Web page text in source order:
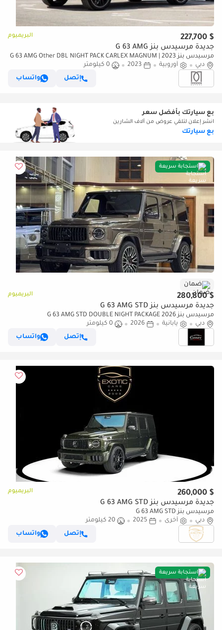
$ 227,700 البريميوم
جديدة مرسيدس بنز G 63 AMG
مرسيدس بنز G 63 AMG Other DBL NIGHT PACK CARLEX MAGNUM | 2023
| GERMAN | For Local Registration +10%
دبي أوروبية 2023
0 كيلومتر
إتصل
واتساب
بع سيارتك بأفضل سعر
انشر إعلان لتلقي عروض من آلاف الشارين
بع سيارتك
استجابة سريعة
ضمان
$ 280,800 البريميوم
جديدة مرسيدس بنز G 63 AMG STD
مرسيدس بنز G 63 AMG STD DOUBLE NIGHT PACKAGE 2026
دبي
يابانية 2026
0 كيلومتر
إتصل
واتساب
$ 260,000 البريميوم
جديدة مرسيدس بنز G 63 AMG STD
مرسيدس بنز G 63 AMG STD
دبي
أخرى 2025
20 كيلومتر
إتصل
واتساب
استجابة سريعة